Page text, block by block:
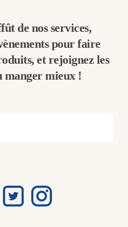
de nos services,
pour faire
et rejoignez les
manger mieux !